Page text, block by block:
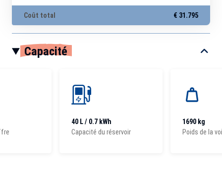
Coût total € 31.795
Capacité
40 L / 0.7 kWh
Capacité du réservoir
1690 kg
Poids de la